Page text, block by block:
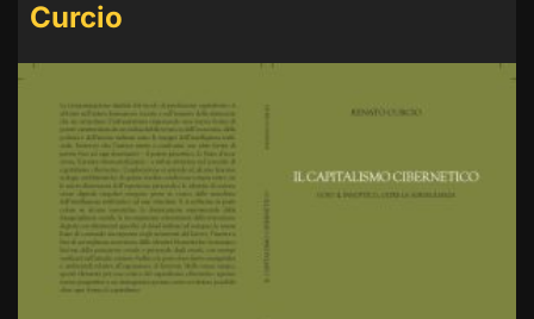
Curcio